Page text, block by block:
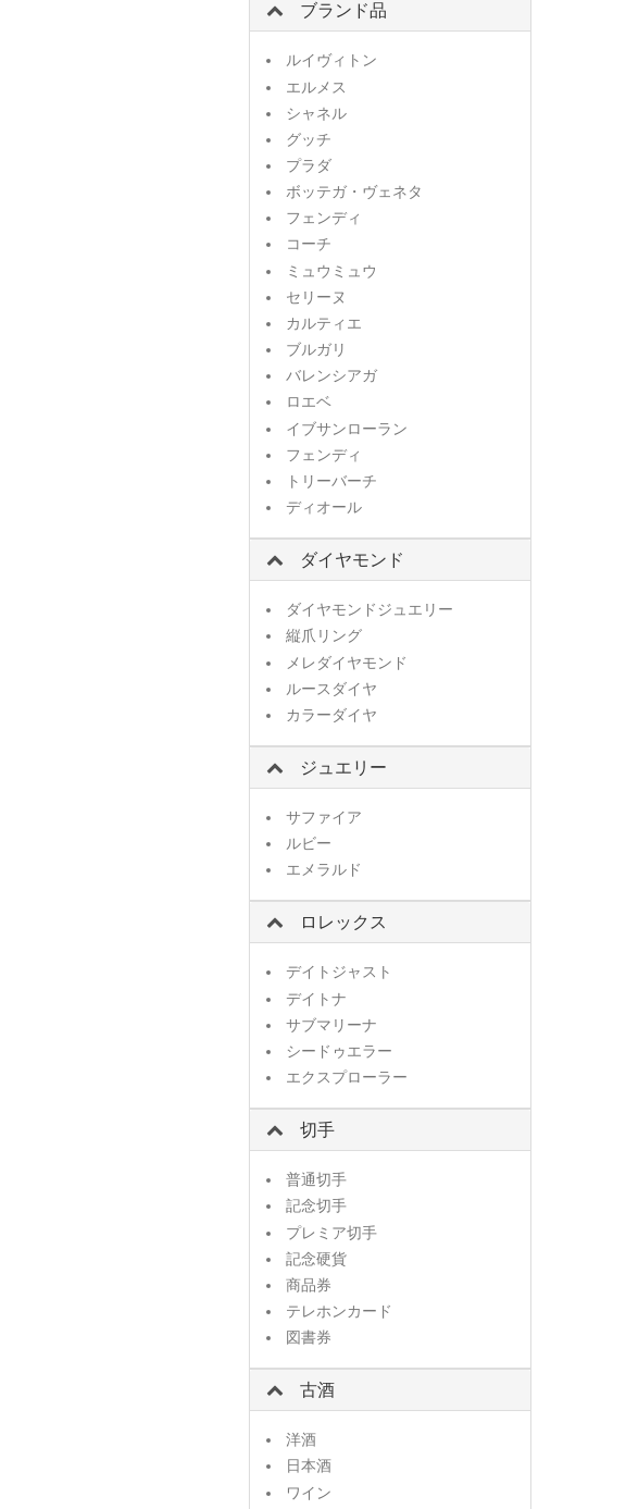
ブランド品
ルイヴィトン
エルメス
シャネル
グッチ
プラダ
ボッテガ・ヴェネタ
フェンディ
コーチ
ミュウミュウ
セリーヌ
カルティエ
ブルガリ
バレンシアガ
ロエベ
イブサンローラン
フェンディ
トリーバーチ
ディオール
ダイヤモンド
ダイヤモンドジュエリー
縦爪リング
メレダイヤモンド
ルースダイヤ
カラーダイヤ
ジュエリー
サファイア
ルビー
エメラルド
ロレックス
デイトジャスト
デイトナ
サブマリーナ
シードゥエラー
エクスプローラー
切手
普通切手
記念切手
プレミア切手
記念硬貨
商品券
テレホンカード
図書券
古酒
洋酒
日本酒
ワイン